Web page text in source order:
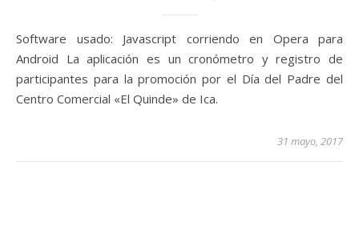
Software usado: Javascript corriendo en Opera para
Android La aplicación es un cronómetro y registro de
participantes para la promoción por el Día del Padre del
Centro Comercial «El Quinde» de Ica.
31 mayo, 2017